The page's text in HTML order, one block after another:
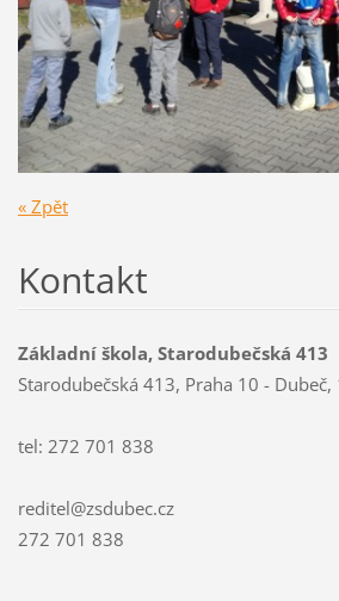
« Zpět
Kontakt
Základní škola, Starodubečská 413
Starodubečská 413, Praha 10 - Dubeč,
tel: 272 701 838
reditel@zsdubec.cz
272 701 838